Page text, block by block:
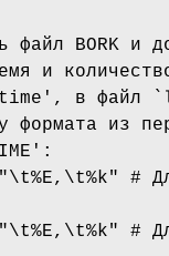
файл BORK и
и
`time', в файл
формата из
#
#